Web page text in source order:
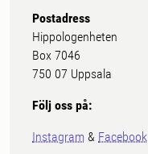
Postadress
Hippologenheten
Box 7046
750 07 Uppsala
Följ oss på:
Instagram & Facebook